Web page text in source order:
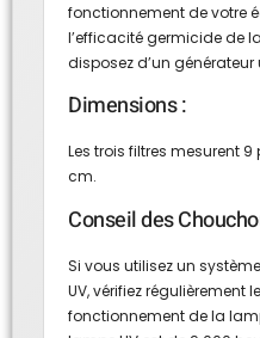
fonctionnement de votre
l’efficacité germicide de
disposez d’un générateur
Dimensions :
Les trois filtres mesurent
cm.
Conseil des
Si vous utilisez un
UV, vérifiez régulièrement
fonctionnement de la